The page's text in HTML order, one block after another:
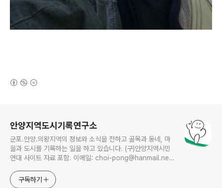
안양지역도시기록연구소
군포.안양.의왕지역의 정보와 소식을 전하고 골목과 동네, 마
을과 도시를 기록하는 일을 하고 있습니다. (구)안양지역시민
연대 사이트 자료 포함. 이메일: choi-pong@hanmail.net
구독하기